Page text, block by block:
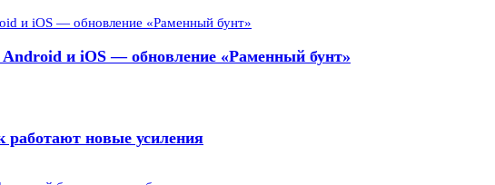
и iOS — обновление «Раменный бунт»
новые усиления